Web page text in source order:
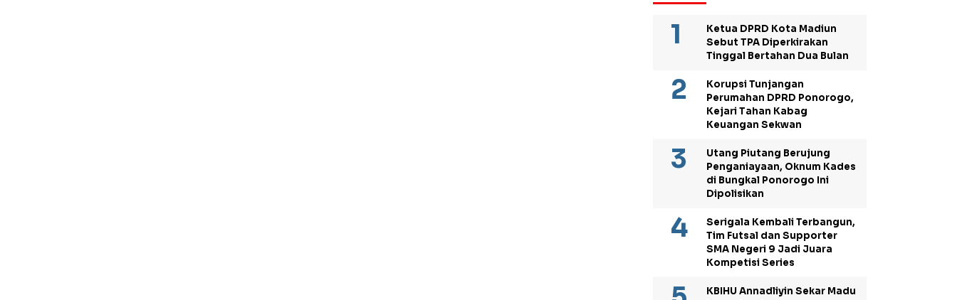
Ketua DPRD Kota Madiun
Sebut TPA Diperkirakan
Tinggal Bertahan Dua Bulan
Korupsi Tunjangan
Perumahan DPRD Ponorogo,
Kejari Tahan Kabag
Keuangan Sekwan
Utang Piutang Berujung
Penganiayaan, Oknum Kades
di Bungkal Ponorogo Ini
Dipolisikan
Serigala Kembali Terbangun,
Tim Futsal dan Supporter
SMA Negeri 9 Jadi Juara
Kompetisi Series
KBIHU Annadliyin Sekar Madu